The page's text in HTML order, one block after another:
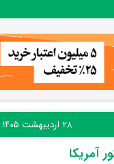
۲۸ اردیبهشت ۱۴۰۵ ۰۶:۱۶